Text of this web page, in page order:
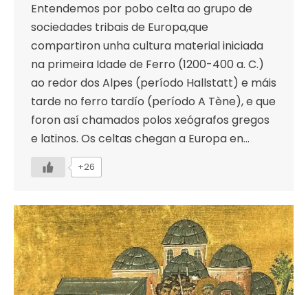
Entendemos por pobo celta ao grupo de
sociedades tribais de Europa,que
compartiron unha cultura material iniciada
na primeira Idade de Ferro (1200-400 a. C.)
ao redor dos Alpes (período Hallstatt) e máis
tarde no ferro tardío (período A Tène), e que
foron así chamados polos xeógrafos gregos
e latinos. Os celtas chegan a Europa en…
+26